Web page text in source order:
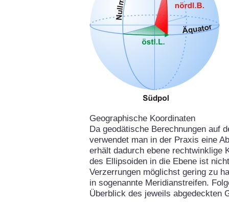
Geographische Koordinaten
Da geodätische Berechnungen auf
verwendet man in der Praxis eine
erhält dadurch ebene rechtwinklige
des Ellipsoiden in die Ebene ist
Verzerrungen möglichst gering zu
in sogenannte Meridianstreifen.
Überblick des jeweils abgedeckten